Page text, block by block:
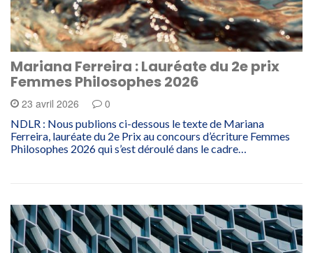
Mariana Ferreira : Lauréate du 2e prix
Femmes Philosophes 2026
23 avril 2026 0
NDLR : Nous publions ci-dessous le texte de Mariana
Ferreira, lauréate du 2e Prix au concours d’écriture Femmes
Philosophes 2026 qui s’est déroulé dans le cadre…